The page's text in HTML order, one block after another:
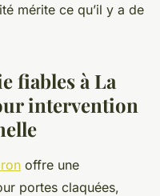
mérite ce qu’il y a de
fiables à La
intervention
offre une
portes claquées,